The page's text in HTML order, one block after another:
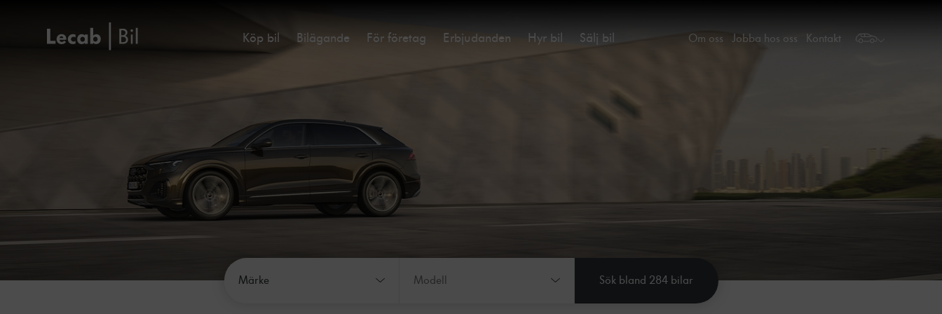
Köp bil Bilägande För företag Erbjudanden Hyr bil Sälj bil Om oss Jobba hos oss Kontakt
Välj märke:
Märke Modell Sök bland 284 bilar